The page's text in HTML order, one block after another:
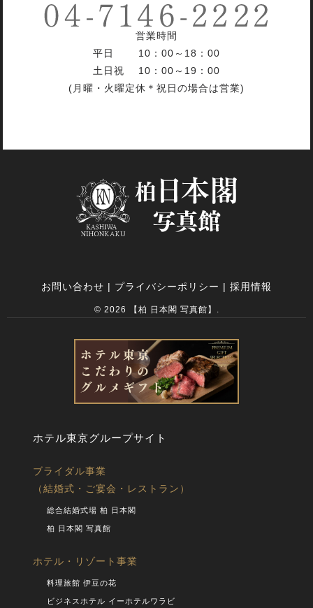
営業時間
平日 10：00～18：00
土日祝 10：00～19：00
(月曜・火曜定休＊祝日の場合は営業)
お問い合わせ | プライバシーポリシー | 採用情報
© 2026 【柏 日本閣 写真館】.
ホテル東京グループサイト
ブライダル事業
（結婚式・ご宴会・レストラン）
総合結婚式場 柏 日本閣
柏 日本閣 写真館
ホテル・リゾート事業
料理旅館 伊豆の花
ビジネスホテル イーホテルワラビ